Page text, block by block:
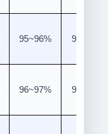
95~96% 99.9%
96~97% 99.9%